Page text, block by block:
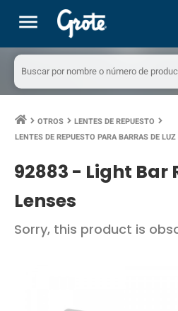
menu
keyboard_arrow_right OTROS keyboard_arrow_right LENTES DE REPUESTO keyboard_arrow_right
LENTES DE REPUESTO PARA BARRAS DE LUZ
92883 - Light Bar
Lenses
Sorry, this product is